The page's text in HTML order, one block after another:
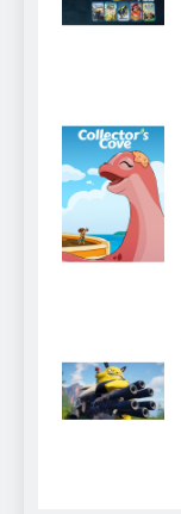
Collector's
Cove
4
5